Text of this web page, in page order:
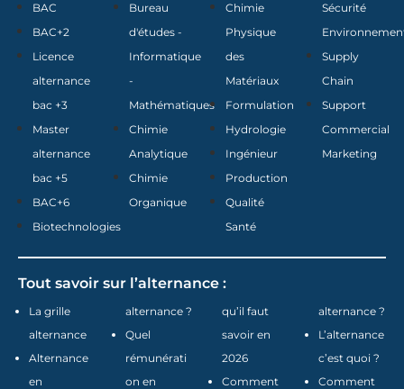
BAC
BAC+2
Licence
alternance
bac +3
Master
alternance
bac +5
BAC+6
Biotechnologies
Bureau
d'études -
Informatique
-
Mathématiques
Chimie
Analytique
Chimie
Organique
Chimie
Physique
des
Matériaux
Formulation
Hydrologie
Ingénieur
Production
Qualité
Santé
Sécurité
Supply
Chain
Support
Commercial
Marketing
Tout savoir sur l’alternance :
La grille
alternance
Alternance
en
alternance ?
Quel
rémunérati
on en
qu’il faut
savoir en
2026
Comment
alternance ?
L’alternance
c’est quoi ?
Comment